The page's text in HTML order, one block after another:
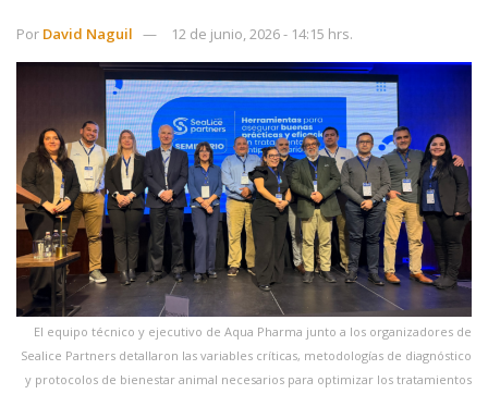
Por David Naguil 12 de junio, 2026 - 14:15 hrs.
El equipo técnico y ejecutivo de Aqua Pharma junto a los organizadores de
Sealice Partners detallaron las variables críticas, metodologías de diagnóstico
y protocolos de bienestar animal necesarios para optimizar los tratamientos